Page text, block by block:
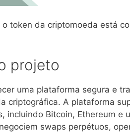
token da criptomoeda está
projeto
uma plataforma segura e
criptográfica. A plataforma
incluindo Bitcoin, Ethereum e
swaps perpétuos,